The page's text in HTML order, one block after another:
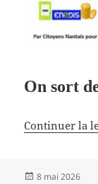
On sort
Continuer la
Publié
8 mai 2026